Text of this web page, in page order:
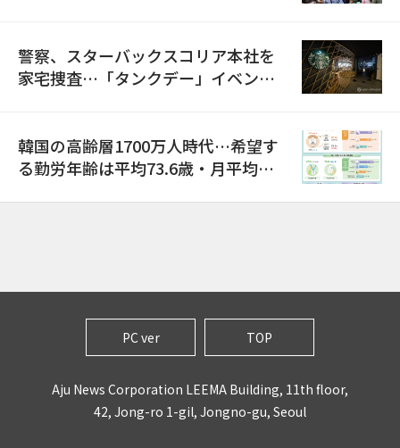
警察、スターバックスコリア本社を
家宅捜査…「タンクデー」イベント
韓国の高齢層1700万人時代…希望す
る勤労年齢は平均73.6歳・月平均賃
PC ver TOP
Aju News Corporation LEEMA Building, 11th floor,
42, Jong-ro 1-gil, Jongno-gu, Seoul